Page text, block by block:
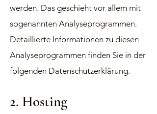
werden. Das geschieht vor allem mit
sogenannten Analyseprogrammen.
Detaillierte Informationen zu diesen
Analyseprogrammen finden Sie in der
folgenden Datenschutzerklärung.
2. Hosting